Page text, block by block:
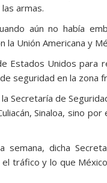
armas.
aún no había
Unión Americana y
Estados Unidos para
seguridad en la zona
Secretaría de
Sinaloa, sino
semana, dicha
tráfico y lo que